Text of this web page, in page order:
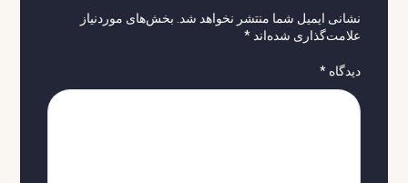
نشانی ایمیل شما منتشر نخواهد شد. بخش‌های موردنیاز
علامت‌گذاری شده‌اند*
دیدگاه*